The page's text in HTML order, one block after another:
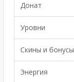
Донат
Уровни
Скины и бонусы
Энергия